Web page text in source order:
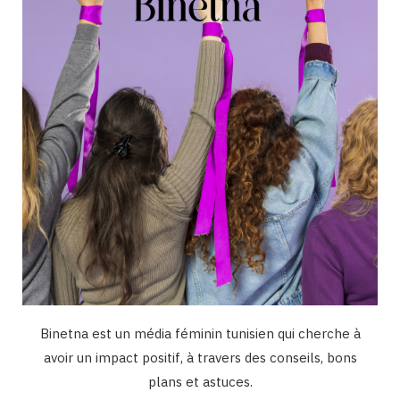
e
I
Binetna est un média féminin tunisien qui cherche à
avoir un impact positif, à travers des conseils, bons
plans et astuces.